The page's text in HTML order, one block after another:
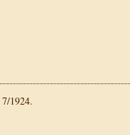
7/1924.